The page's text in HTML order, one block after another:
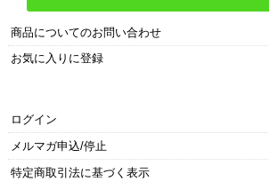
商品についてのお問い合わせ
お気に入りに登録
ログイン
メルマガ申込/停止
特定商取引法に基づく表示